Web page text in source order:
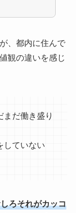
、都内に住んで
観の違いを感じ
まだ働き盛り
していない
ろそれがカッコ